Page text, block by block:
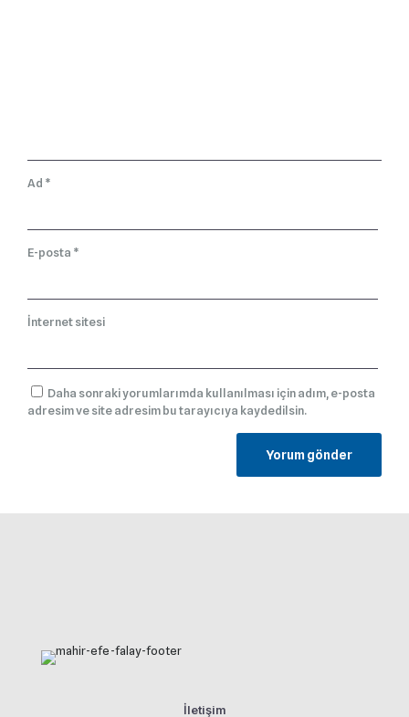
Ad *
E-posta *
İnternet sitesi
Daha sonraki yorumlarımda kullanılması için adım, e-posta
adresim ve site adresim bu tarayıcıya kaydedilsin.
İletişim